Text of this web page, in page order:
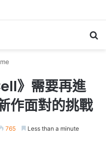
源義經將是事件的起源！？
》需要再進
作面對的挑戰
765 Less than a minute